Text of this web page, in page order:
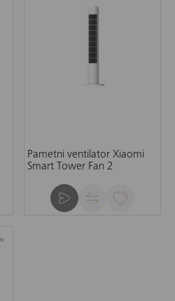
Pametni ventilator Xiaomi
Smart Tower Fan 2